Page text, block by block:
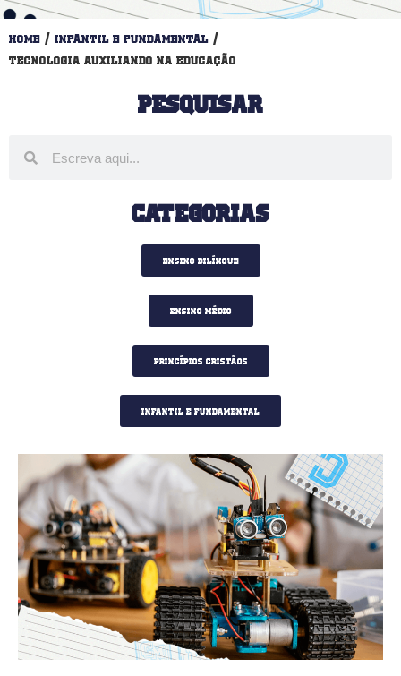
Home / Infantil e fundamental /
Tecnologia Auxiliando na Educação
Pesquisar
Categorias
Ensino Bilíngue
Ensino Médio
Princípios Cristãos
Infantil e fundamental